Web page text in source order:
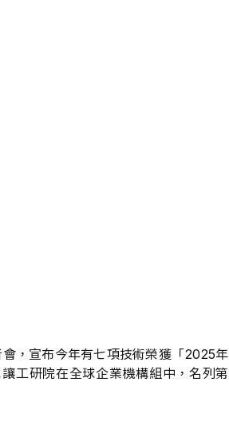
，宣布今年有七項技術榮獲「2025年
工研院在全球企業機構組中，名列第